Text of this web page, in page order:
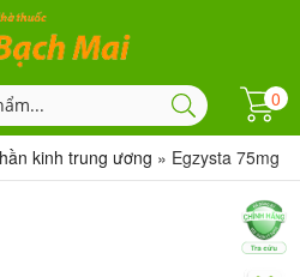
0
kinh trung ương » Egzysta 75mg